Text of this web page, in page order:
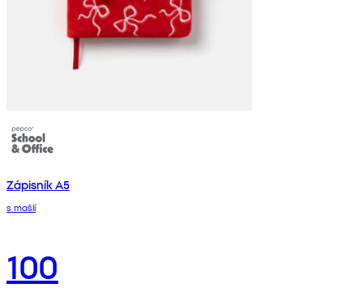
Zápisník A5
s mašlí
100